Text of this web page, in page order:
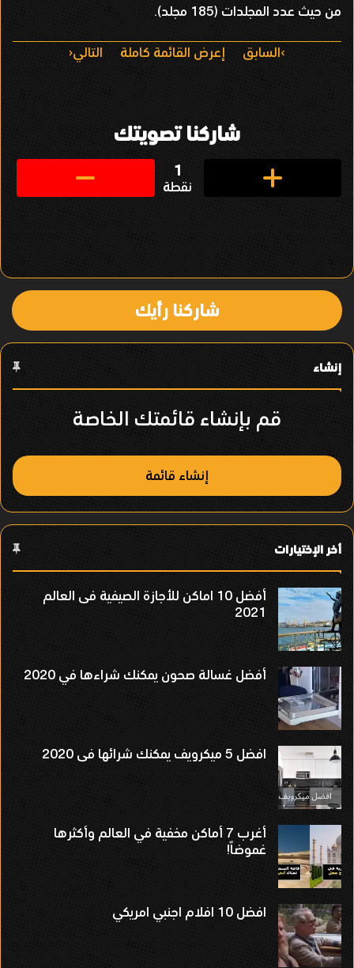
من حيث عدد المجلدات (185 مجلد).
ا
ل
ع
ن
السابق إعرض القائمة كاملة التالي
شاركنا تصويتك
1
نقطة
شاركنا رأيك
إنشاء
قم بإنشاء قائمتك الخاصة
إنشاء قائمة
أخر الإختيارات
أفضل 10 اماكن للأجازة الصيفية فى العالم
2021
أفضل غسالة صحون يمكنك شراءها في 2020
افضل 5 ميكرويف يمكنك شرائها فى 2020
أغرب 7 أماكن مخفية في العالم وأكثرها
غموضاً!
افضل 10 افلام اجنبي امريكي